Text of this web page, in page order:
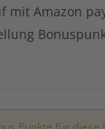
mit Amazon